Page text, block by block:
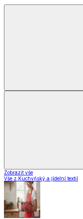
Zobrazit vše
Vše z Kuchyňský a jídelní textil